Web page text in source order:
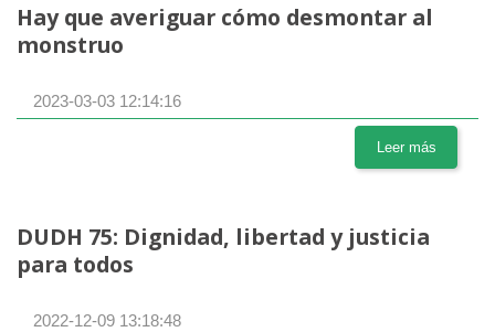
Hay que averiguar cómo desmontar al
monstruo
2023-03-03 12:14:16
Leer más
DUDH 75: Dignidad, libertad y justicia
para todos
2022-12-09 13:18:48